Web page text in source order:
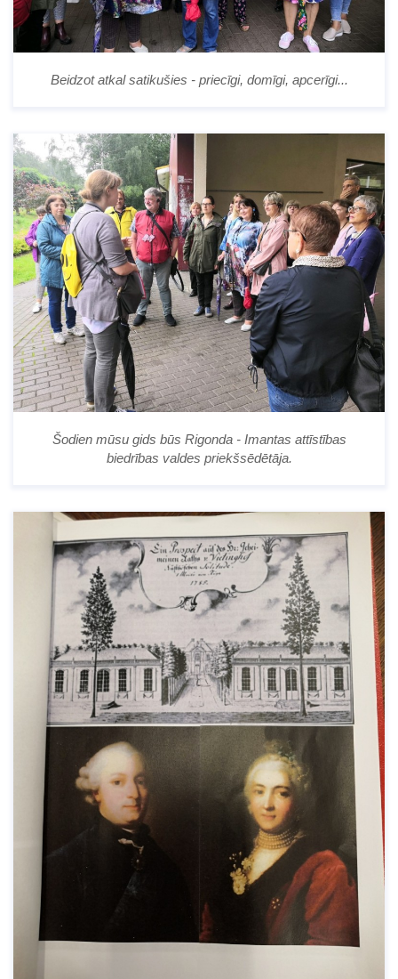
Beidzot atkal satikušies - priecīgi, domīgi, apcerīgi...
Šodien mūsu gids būs Rigonda - Imantas attīstības
biedrības valdes priekšsēdētāja.